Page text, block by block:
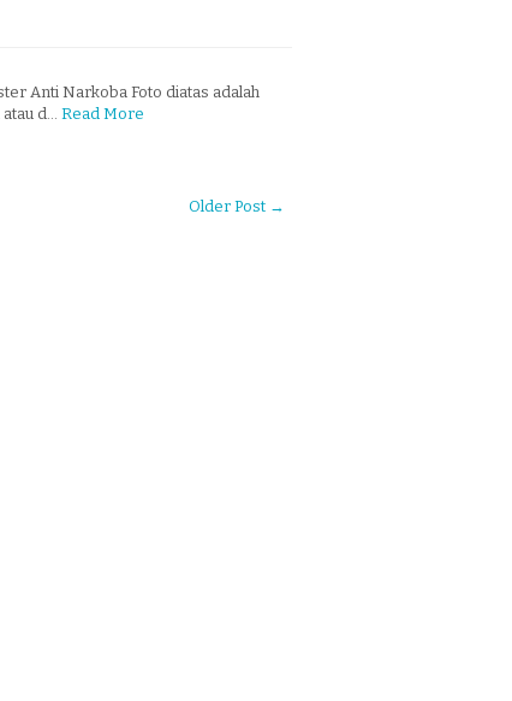
Anti Narkoba Foto diatas adalah
d…
Read More
Older Post →